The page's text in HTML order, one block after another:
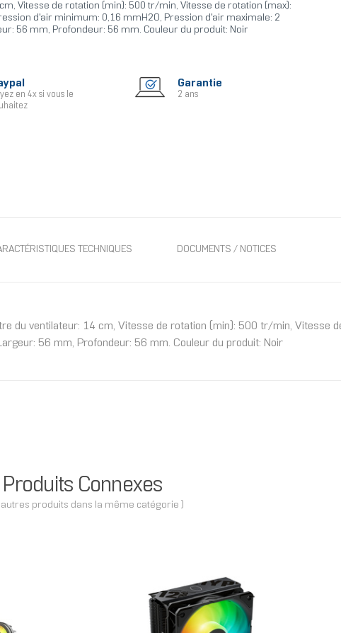
Vitesse de rotation (min): 500 tr/min, Vitesse de rotation (max):
d'air minimum: 0,16 mmH2O, Pression d'air maximale: 2
56 mm, Profondeur: 56 mm. Couleur du produit: Noir
en 4x si vous le
Garantie
2 ans
TECHNIQUES DOCUMENTS / NOTICES
du ventilateur: 14 cm, Vitesse de rotation (min): 500 tr/min, Vitesse
56 mm, Profondeur: 56 mm. Couleur du produit: Noir
Produits Connexes
autres produits dans la même catégorie )